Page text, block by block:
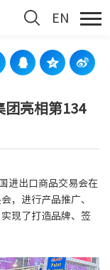
EN
团亮相第134
进出口商品交易会在
，进行产品推广、
现了打造品牌、签